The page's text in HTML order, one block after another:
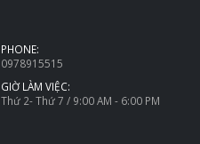
PHONE:
0978915515
GIỜ LÀM VIỆC:
Thứ 2- Thứ 7 / 9:00 AM - 6:00 PM